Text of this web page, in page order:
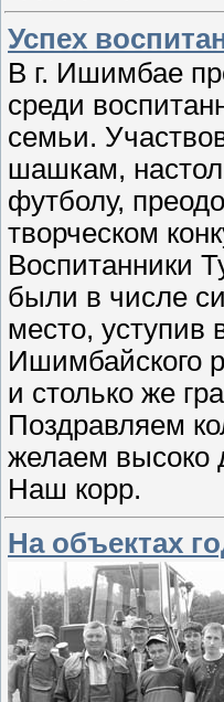
Успех
В г. Ишимбае
среди
семьи.
шашкам,
футболу,
творческом
Воспитанники
были в числе
место, уступив
Ишимбайского
и столько же
Поздравляем
желаем высоко
Наш корр.
На объектах